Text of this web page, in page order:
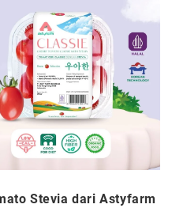
Stevia dari Astyfarm